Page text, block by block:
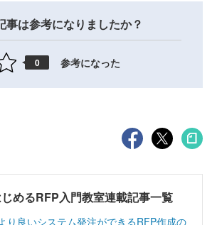
事は参考になりましたか？
0 参考になった
めるRFP入門教室連載記事一覧
り良いシステム発注ができるRFP作成の